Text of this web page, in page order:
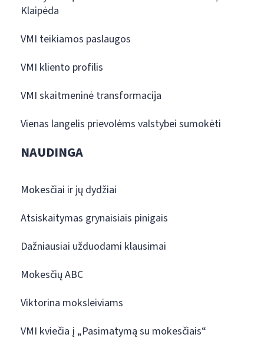
Klaipėda
VMI teikiamos paslaugos
VMI kliento profilis
VMI skaitmeninė transformacija
Vienas langelis prievolėms valstybei sumokėti
NAUDINGA
Mokesčiai ir jų dydžiai
Atsiskaitymas grynaisiais pinigais
Dažniausiai užduodami klausimai
Mokesčių ABC
Viktorina moksleiviams
VMI kviečia į „Pasimatymą su mokesčiais“